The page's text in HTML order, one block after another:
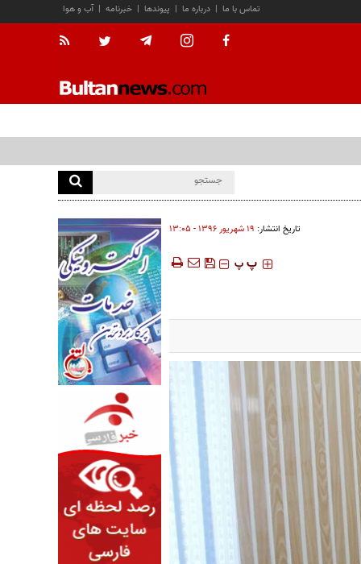
آب و هوا | خبرنامه | پیوندها | درباره ما | تماس با ما
تاریخ انتشار: ۱۹ شهريور ۱۳۹۶ - ۱۳:۰۵
‍‍‍ پ پ